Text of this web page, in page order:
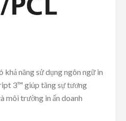
năng sử dụng ngôn ngữ in
3™ giúp tăng sự tương
môi trường in ấn doanh